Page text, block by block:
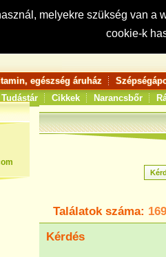
melyekre szükség van
cookie-k
Keresés:
egészség áruház
Tudástár Cikkek Narancsbőr
Találatok száma:
Kérdés